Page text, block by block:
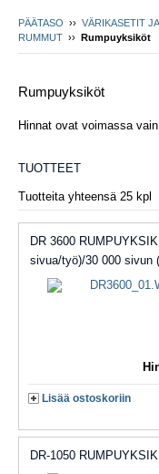
PÄÄTASO ›› VÄRIKASETIT JA
RUMMUT ›› Rumpuyksiköt
Rumpuyksiköt
Hinnat ovat voimassa
TUOTTEET
Tuotteita yhteensä 25 kpl
DR 3600
sivua/työ)/30 000 sivun
Lisää ostoskoriin
DR-1050